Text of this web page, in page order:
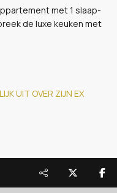
met 1 slaap-
de luxe keuken met
UIT OVER ZIJN EX